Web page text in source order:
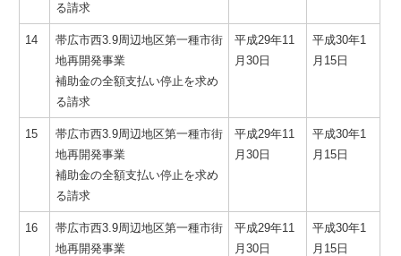
る請求
14
帯広市西3.9周辺地区第一種市街
地再開発事業
補助金の全額支払い停止を求め
る請求
平成29年11
月30日
平成30年1
月15日
15
帯広市西3.9周辺地区第一種市街
地再開発事業
補助金の全額支払い停止を求め
る請求
平成29年11
月30日
平成30年1
月15日
16
帯広市西3.9周辺地区第一種市街
地再開発事業
平成29年11
月30日
平成30年1
月15日